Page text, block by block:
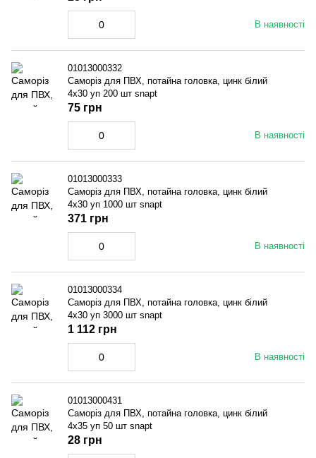
В наявності
01013000332
Саморіз для ПВХ, потайна головка, цинк білий
4x30 уп 200 шт snapt
В наявності
75 грн
01013000333
Саморіз для ПВХ, потайна головка, цинк білий
4x30 уп 1000 шт snapt
В наявності
371 грн
01013000334
Саморіз для ПВХ, потайна головка, цинк білий
4x30 уп 3000 шт snapt
В наявності
1 112 грн
01013000431
Саморіз для ПВХ, потайна головка, цинк білий
4x35 уп 50 шт snapt
28 грн